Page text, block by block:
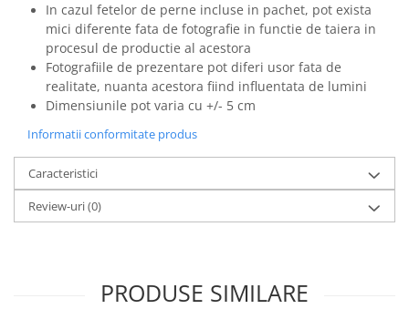
In cazul fetelor de perne incluse in pachet, pot exista
mici diferente fata de fotografie in functie de taiera in
procesul de productie al acestora
Fotografiile de prezentare pot diferi usor fata de
realitate, nuanta acestora fiind influentata de lumini
Dimensiunile pot varia cu +/- 5 cm
Informatii conformitate produs
Caracteristici
Review-uri(0)
PRODUSE SIMILARE